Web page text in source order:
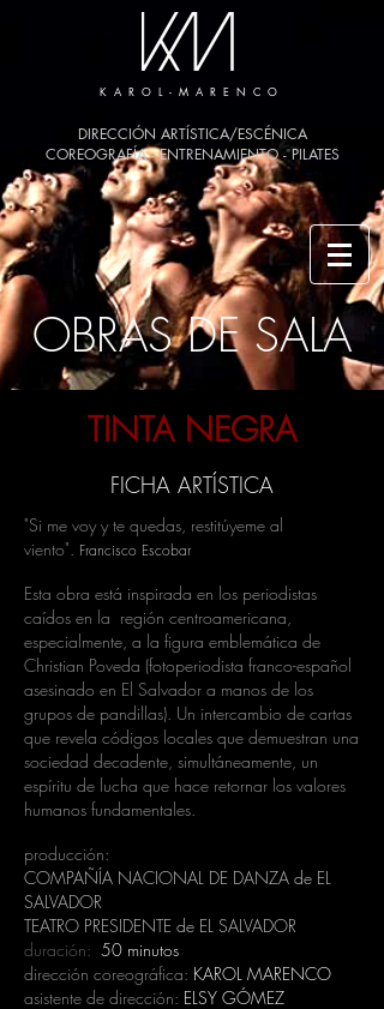
K A R O L - M A R E N C O
DIRECCIÓN ARTÍSTICA/ESCÉNICA
COREOGRAFÍA - ENTRENAMIENTO - PILATES
OBRAS DE SALA
TINTA NEGRA
FICHA ARTÍSTICA
"Si me voy y te quedas, restitúyeme al
viento". Francisco Escobar
Esta obra está inspirada en los periodistas
caídos en la región centroamericana,
especialmente, a la figura emblemática de
Christian Poveda (fotoperiodista franco-español
asesinado en El Salvador a manos de los
grupos de pandillas). Un intercambio de cartas
que revela códigos locales que demuestran una
sociedad decadente, simultáneamente, un
espíritu de lucha que hace retornar los valores
humanos fundamentales.
producción:
COMPAÑÍA NACIONAL DE DANZA de EL
SALVADOR
TEATRO PRESIDENTE de EL SALVADOR
duración: 50 minutos
dirección coreográfica: KAROL MARENCO
asistente de dirección: ELSY GÓMEZ